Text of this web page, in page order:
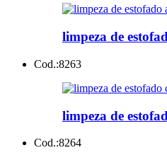
limpeza de
Cod.:8263
limpeza de
Cod.:8264